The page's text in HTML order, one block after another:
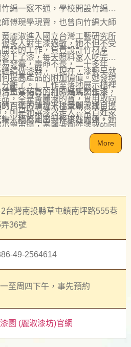
編一竅不通，學校開設竹編課
傅現學現賣，也曾向竹編大師
麗淑進入國立台灣工藝研究所
發的工作，負責設計竹材產
發霉，壽命不長，二十多年
提高產品的附加價值。她發現
籃當花器，用的是天然生漆，
可循的情況下，黃麗淑獨自摸
，終於走出一條康莊大道。
多人對生漆過敏，她不但不受
上了漆，每天照料家人吃完
續做漆器，「現在，漆藝早就
離了。」工作室落地展示櫃裡
，全是黃麗淑的寶，實用取向
則是她讓漆器走入尋常百姓家
眾市場，黃麗淑創作漆器的同
了在雲林科技大學文化資產維
心開課，她還走入社區推廣，透
漆器與傳統文化的美。
重建協會的社區媽媽製作漆
百年古蹟糯米橋受創，成了全
米橋為圖案製作漆器圓盤，她
員都樂在其中，還有媽媽打算多
漆器當嫁妝呢。」日治時代總
，她帶領學生逐件記錄每件漆
究所)
More
台灣南投縣草屯鎮南坪路555巷
36號
49-2564614
至周四下午，事先預約
園 (麗淑漆坊)官網